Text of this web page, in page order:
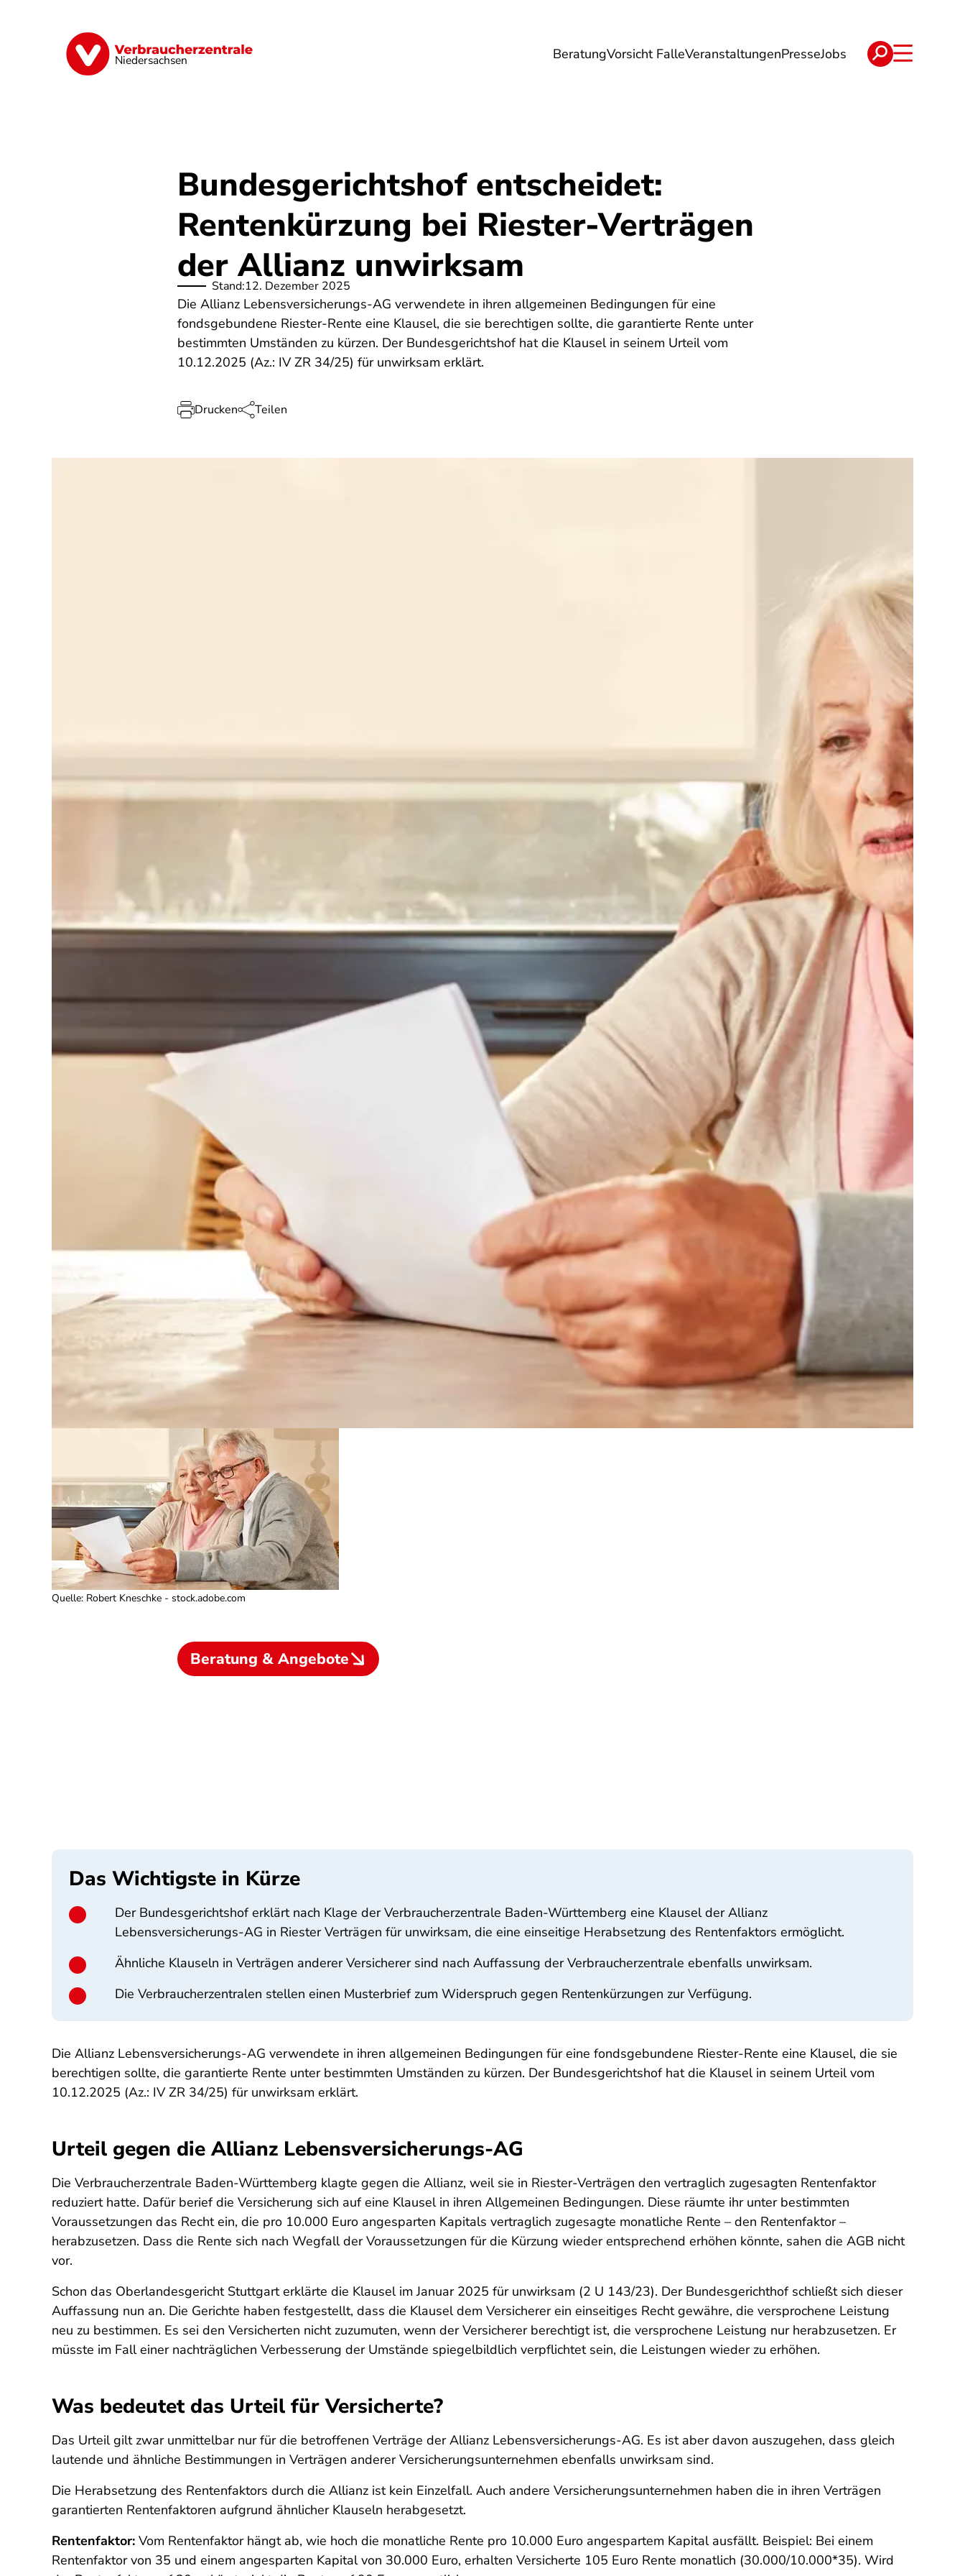
Niedersachsen BeratungVorsicht FalleVeranstaltungenPresseJobs
Digitale Welt Energie Geld & Versicherungen Ernährung Reise Verträge & Reklamation
Bundesgerichtshof entscheidet:
Rentenkürzung bei Riester-Verträgen
der Allianz unwirksam
Stand:12. Dezember 2025
Die Allianz Lebensversicherungs-AG verwendete in ihren allgemeinen Bedingungen für eine
fondsgebundene Riester-Rente eine Klausel, die sie berechtigen sollte, die garantierte Rente unter
bestimmten Umständen zu kürzen. Der Bundesgerichtshof hat die Klausel in seinem Urteil vom
10.12.2025 (Az.: IV ZR 34/25) für unwirksam erklärt.
Drucken Teilen
Quelle: Robert Kneschke - stock.adobe.com
Beratung & Angebote
Das Wichtigste in Kürze
Der Bundesgerichtshof erklärt nach Klage der Verbraucherzentrale Baden-Württemberg eine Klausel der Allianz
Lebensversicherungs-AG in Riester Verträgen für unwirksam, die eine einseitige Herabsetzung des Rentenfaktors ermöglicht.
Ähnliche Klauseln in Verträgen anderer Versicherer sind nach Auffassung der Verbraucherzentrale ebenfalls unwirksam.
Die Verbraucherzentralen stellen einen Musterbrief zum Widerspruch gegen Rentenkürzungen zur Verfügung.
Die Allianz Lebensversicherungs-AG verwendete in ihren allgemeinen Bedingungen für eine fondsgebundene Riester-Rente eine Klausel, die sie
berechtigen sollte, die garantierte Rente unter bestimmten Umständen zu kürzen. Der Bundesgerichtshof hat die Klausel in seinem Urteil vom
10.12.2025 (Az.: IV ZR 34/25) für unwirksam erklärt.
Urteil gegen die Allianz Lebensversicherungs-AG
Die Verbraucherzentrale Baden-Württemberg klagte gegen die Allianz, weil sie in Riester-Verträgen den vertraglich zugesagten Rentenfaktor
reduziert hatte. Dafür berief die Versicherung sich auf eine Klausel in ihren Allgemeinen Bedingungen. Diese räumte ihr unter bestimmten
Voraussetzungen das Recht ein, die pro 10.000 Euro angesparten Kapitals vertraglich zugesagte monatliche Rente – den Rentenfaktor –
herabzusetzen. Dass die Rente sich nach Wegfall der Voraussetzungen für die Kürzung wieder entsprechend erhöhen könnte, sahen die AGB nicht
vor.
Schon das Oberlandesgericht Stuttgart erklärte die Klausel im Januar 2025 für unwirksam (2 U 143/23). Der Bundesgerichthof schließt sich dieser
Auffassung nun an. Die Gerichte haben festgestellt, dass die Klausel dem Versicherer ein einseitiges Recht gewähre, die versprochene Leistung
neu zu bestimmen. Es sei den Versicherten nicht zuzumuten, wenn der Versicherer berechtigt ist, die versprochene Leistung nur herabzusetzen. Er
müsste im Fall einer nachträglichen Verbesserung der Umstände spiegelbildlich verpflichtet sein, die Leistungen wieder zu erhöhen.
Was bedeutet das Urteil für Versicherte?
Das Urteil gilt zwar unmittelbar nur für die betroffenen Verträge der Allianz Lebensversicherungs-AG. Es ist aber davon auszugehen, dass gleich
lautende und ähnliche Bestimmungen in Verträgen anderer Versicherungsunternehmen ebenfalls unwirksam sind.
Die Herabsetzung des Rentenfaktors durch die Allianz ist kein Einzelfall. Auch andere Versicherungsunternehmen haben die in ihren Verträgen
garantierten Rentenfaktoren aufgrund ähnlicher Klauseln herabgesetzt.
Rentenfaktor: Vom Rentenfaktor hängt ab, wie hoch die monatliche Rente pro 10.000 Euro angespartem Kapital ausfällt. Beispiel: Bei einem
Rentenfaktor von 35 und einem angesparten Kapital von 30.000 Euro, erhalten Versicherte 105 Euro Rente monatlich (30.000/10.000*35). Wird